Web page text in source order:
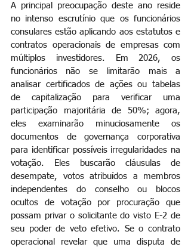
A principal preocupação deste ano reside
no intenso escrutínio que os funcionários
consulares estão aplicando aos estatutos e
contratos operacionais de empresas com
múltiplos investidores. Em 2026, os
funcionários não se limitarão mais a
analisar certificados de ações ou tabelas
de capitalização para verificar uma
participação majoritária de 50%; agora,
eles examinarão minuciosamente os
documentos de governança corporativa
para identificar possíveis irregularidades na
votação. Eles buscarão cláusulas de
desempate, votos atribuídos a membros
independentes do conselho ou blocos
ocultos de votação por procuração que
possam privar o solicitante do visto E-2 de
seu poder de veto efetivo. Se o contrato
operacional revelar que uma disputa de